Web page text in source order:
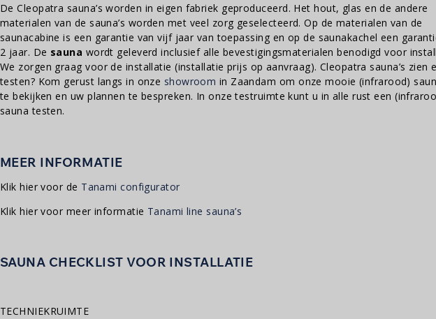
De Cleopatra sauna’s worden in eigen fabriek geproduceerd. Het hout, glas en de andere
materialen van de sauna’s worden met veel zorg geselecteerd. Op de materialen van de
saunacabine is een garantie van vijf jaar van toepassing en op de saunakachel een
2 jaar. De sauna wordt geleverd inclusief alle bevestigingsmaterialen benodigd voor
We zorgen graag voor de installatie (installatie prijs op aanvraag). Cleopatra sauna’s zien
testen? Kom gerust langs in onze showroom in Zaandam om onze mooie (infrarood)
te bekijken en uw plannen te bespreken. In onze testruimte kunt u in alle rust een
sauna testen.
MEER INFORMATIE
Klik hier voor de Tanami configurator
Klik hier voor meer informatie Tanami line sauna’s
SAUNA CHECKLIST VOOR INSTALLATIE
TECHNIEKRUIMTE